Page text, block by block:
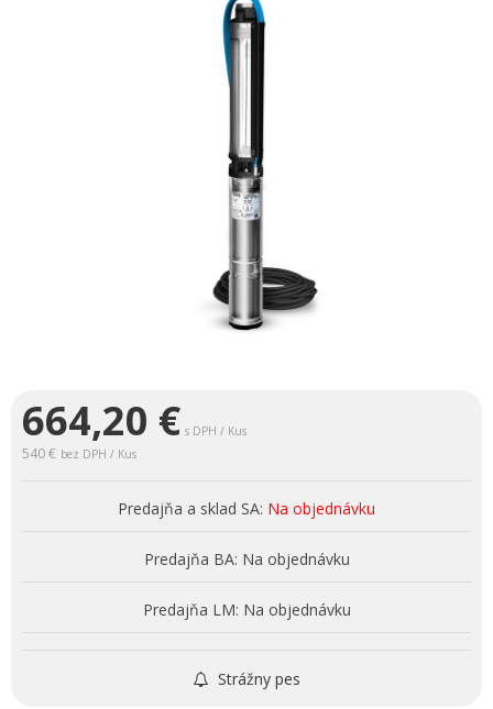
664,20 € s DPH / Kus
540 € bez DPH / Kus
Predajňa a sklad SA: Na objednávku
Predajňa BA: Na objednávku
Predajňa LM: Na objednávku
Strážny pes